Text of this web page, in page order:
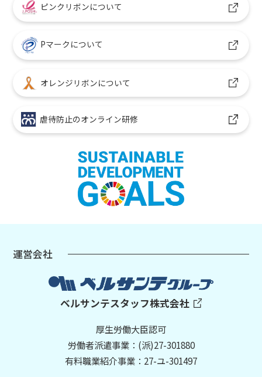
ピンクリボンについて
Pマークについて
オレンジリボンについて
虐待防止のオンライン研修
運営会社
ベルサンテスタッフ株式会社
厚生労働大臣認可
労働者派遣事業：(派)27-301880
有料職業紹介事業：27-ユ-301497